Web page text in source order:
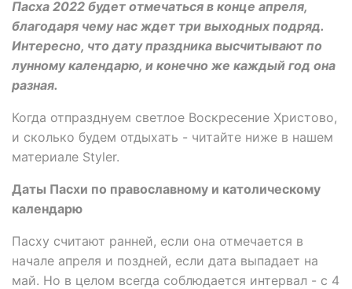
Пасха 2022 будет отмечаться в конце апреля,
благодаря чему нас ждет три выходных подряд.
Интересно, что дату праздника высчитывают по
лунному календарю, и конечно же каждый год она
разная.
Когда отпразднуем светлое Воскресение Христово,
и сколько будем отдыхать - читайте ниже в нашем
материале Styler.
Даты Пасхи по православному и католическому
календарю
Пасху считают ранней, если она отмечается в
начале апреля и поздней, если дата выпадает на
май. Но в целом всегда соблюдается интервал - с 4